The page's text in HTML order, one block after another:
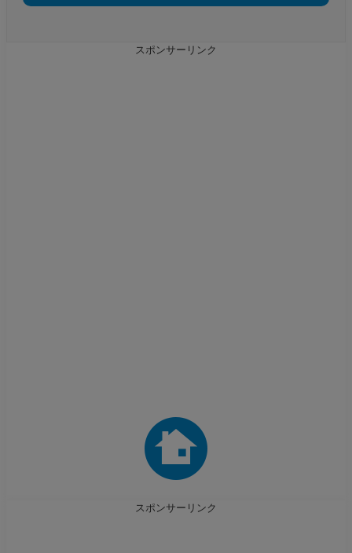
スポンサーリンク
スポンサーリンク